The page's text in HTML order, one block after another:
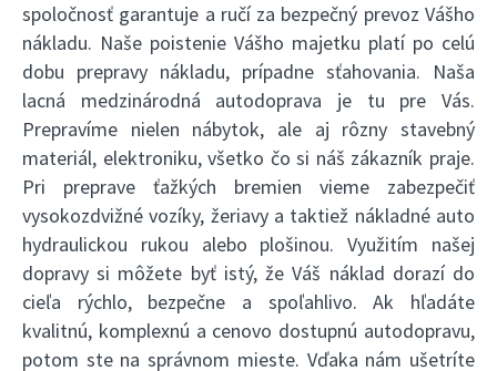
spoločnosť garantuje a ručí za bezpečný prevoz Vášho
nákladu. Naše poistenie Vášho majetku platí po celú
dobu prepravy nákladu, prípadne sťahovania. Naša
lacná medzinárodná autodoprava je tu pre Vás.
Prepravíme nielen nábytok, ale aj rôzny stavebný
materiál, elektroniku, všetko čo si náš zákazník praje.
Pri preprave ťažkých bremien vieme zabezpečiť
vysokozdvižné vozíky, žeriavy a taktiež nákladné auto
hydraulickou rukou alebo plošinou. Využitím našej
dopravy si môžete byť istý, že Váš náklad dorazí do
cieľa rýchlo, bezpečne a spoľahlivo. Ak hľadáte
kvalitnú, komplexnú a cenovo dostupnú autodopravu,
potom ste na správnom mieste. Vďaka nám ušetríte